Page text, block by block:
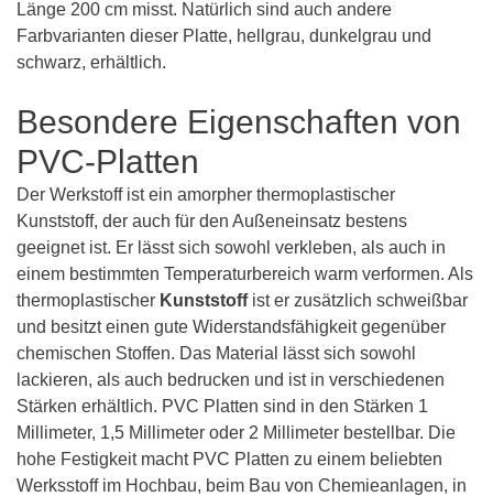
Länge 200 cm misst. Natürlich sind auch andere
Farbvarianten dieser Platte, hellgrau, dunkelgrau und
schwarz, erhältlich.
Besondere Eigenschaften von
PVC-Platten
Der Werkstoff ist ein amorpher thermoplastischer
Kunststoff, der auch für den Außeneinsatz bestens
geeignet ist. Er lässt sich sowohl verkleben, als auch in
einem bestimmten Temperaturbereich warm verformen. Als
thermoplastischer Kunststoffist er zusätzlich schweißbar
und besitzt einen gute Widerstandsfähigkeit gegenüber
chemischen Stoffen. Das Material lässt sich sowohl
lackieren, als auch bedrucken und ist in verschiedenen
Stärken erhältlich. PVC Platten sind in den Stärken 1
Millimeter, 1,5 Millimeter oder 2 Millimeter bestellbar. Die
hohe Festigkeit macht PVC Platten zu einem beliebten
Werksstoff im Hochbau, beim Bau von Chemieanlagen, in